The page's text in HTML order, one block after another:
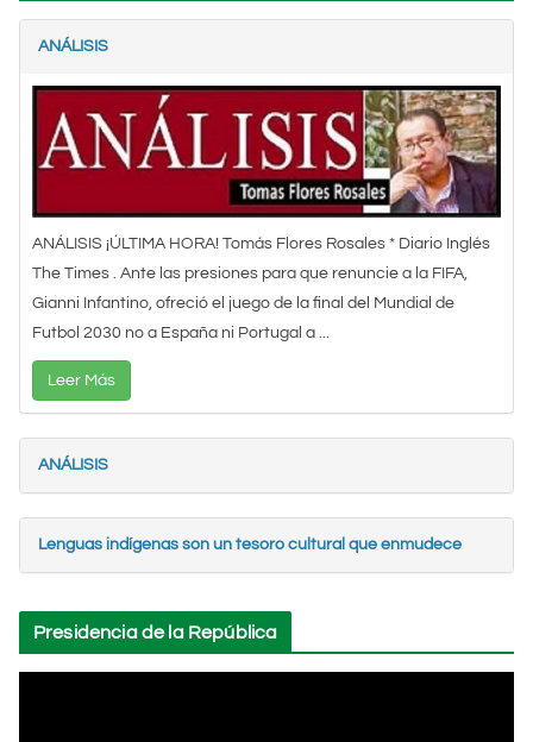
ANÁLISIS
ANÁLISIS ¡ÚLTIMA HORA! Tomás Flores Rosales * Diario Inglés
The Times . Ante las presiones para que renuncie a la FIFA,
Gianni Infantino, ofreció el juego de la final del Mundial de
Futbol 2030 no a España ni Portugal a ...
Leer Más
ANÁLISIS
Lenguas indígenas son un tesoro cultural que enmudece
Presidencia de la República